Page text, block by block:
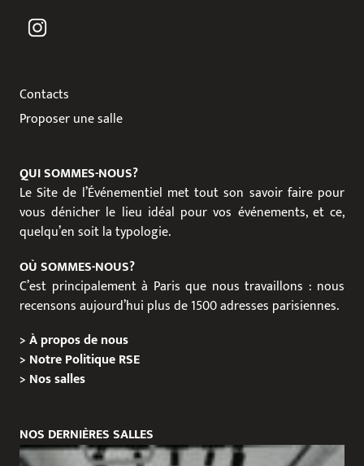
Contacts
Proposer une salle
QUI SOMMES-NOUS?
Le Site de l’Événementiel met tout son savoir faire pour
vous dénicher le lieu idéal pour vos événements, et ce,
quelqu’en soit la typologie.
OÙ SOMMES-NOUS?
C’est principalement à Paris que nous travaillons : nous
recensons aujourd’hui plus de 1500 adresses parisiennes.
>À propos de nous
> Notre Politique RSE
> Nos salles
NOS DERNIÈRES SALLES